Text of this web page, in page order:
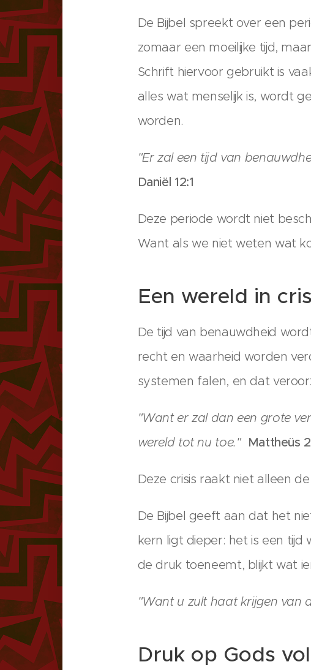
De Bijbel spreekt over een
zomaar een moeilijke tijd,
Schrift hiervoor gebruikt is
alles wat menselijk is, wordt
worden.
"Er zal een tijd van
Daniël 12:1
Deze periode wordt niet
Want als we niet weten wat
Een wereld in
De tijd van benauwdheid
recht en waarheid worden
systemen falen, en dat
"Want er zal dan een grote
wereld tot nu toe." Mattheüs
Deze crisis raakt niet alleen
De Bijbel geeft aan dat het
kern ligt dieper: het is een
de druk toeneemt, blijkt wat
"Want u zult haat krijgen van
Druk op Gods